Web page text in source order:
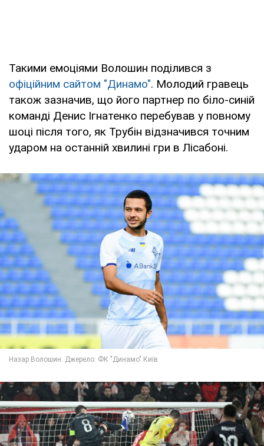
Такими емоціями Волошин поділився з
офіційним сайтом "Динамо". Молодий гравець
також зазначив, що його партнер по біло-синій
команді Денис Ігнатенко перебував у повному
шоці після того, як Трубін відзначився точним
ударом на останній хвилині гри в Лісабоні.